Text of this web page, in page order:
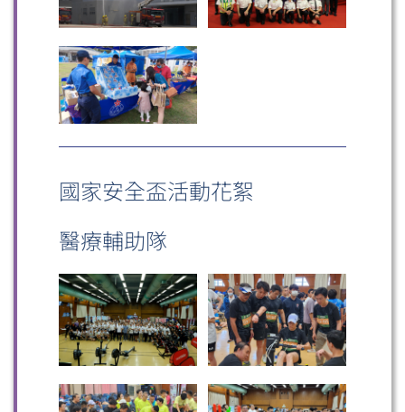
國家安全盃活動花絮
醫療輔助隊